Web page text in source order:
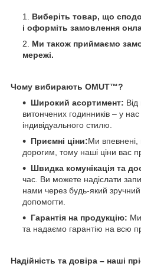
Виберіть товар, що
і оформіть замовлення
Ми також приймаємо
мережі.
Чому вибирають OMUT™?
Широкий асортимент:
витончених годинників – у
індивідуального стилю.
Приємні ціни:Ми
дорогим, тому наші ціни вас
Швидка комунікація та
час. Ви можете надіслати
нами через будь-який
допомогти.
Гарантія на продукцію: Ми
та надаємо гарантію на всю
Надійність та довіра – наші